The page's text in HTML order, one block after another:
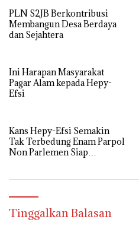
PLN S2JB Berkontribusi
Membangun Desa Berdaya
dan Sejahtera
Ini Harapan Masyarakat
Pagar Alam kepada Hepy-
Efsi
Kans Hepy-Efsi Semakin
Tak Terbedung Enam Parpol
Non Parlemen Siap
Tinggalkan Balasan